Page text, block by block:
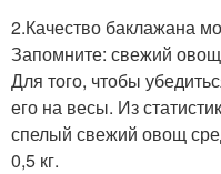
2.Качество баклажана
Запомните: свежий овощ
Для того, чтобы
его на весы. Из
спелый свежий овощ
0,5 кг.